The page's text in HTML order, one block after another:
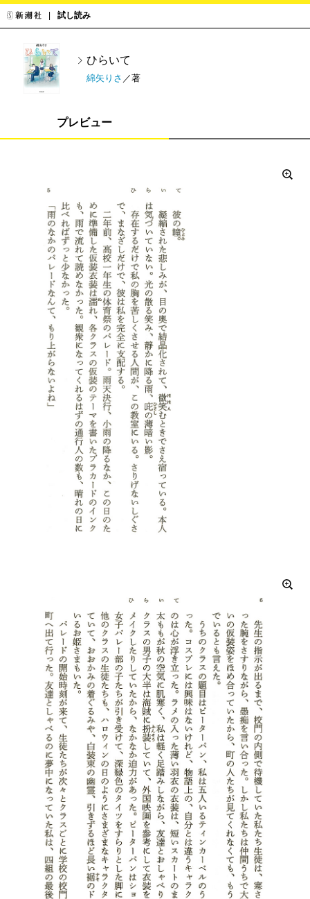
試し読み
ひらいて
綿矢りさ ／著
プレビュー